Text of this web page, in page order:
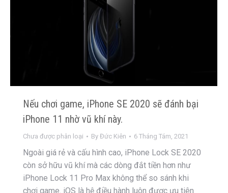
Nếu chơi game, iPhone SE 2020 sẽ đánh bại
iPhone 11 nhờ vũ khí này.
Chưa được phân loại By Đức Kiên 6 Tháng Tám, 2021
Ngoài giá rẻ và cấu hình cao, iPhone Lock SE 2020
còn sở hữu vũ khí mà các dòng đắt tiền hơn như
iPhone Lock 11 Pro Max không thể so sánh khi
chơi game. iOS là hệ điều hành luôn được ưu tiên